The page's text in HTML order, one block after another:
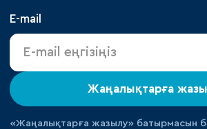
E-mail
Жаңалықтарға
«Жаңалықтарға жазылу» батырмасын